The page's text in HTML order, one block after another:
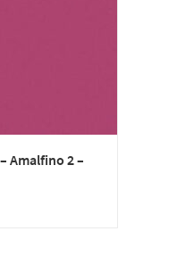
Amalfino 2 –